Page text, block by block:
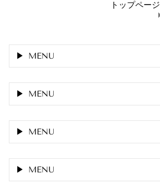
トップページ
MENU
MENU
MENU
MENU